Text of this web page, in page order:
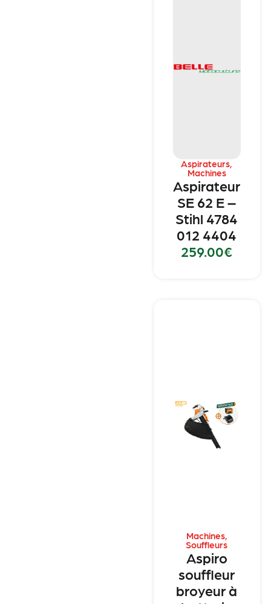
Aspirateurs,
Machines
Aspirateur
SE 62 E –
Stihl 4784
012 4404
259.00€
Machines,
Souffleurs
Aspiro
souffleur
broyeur à